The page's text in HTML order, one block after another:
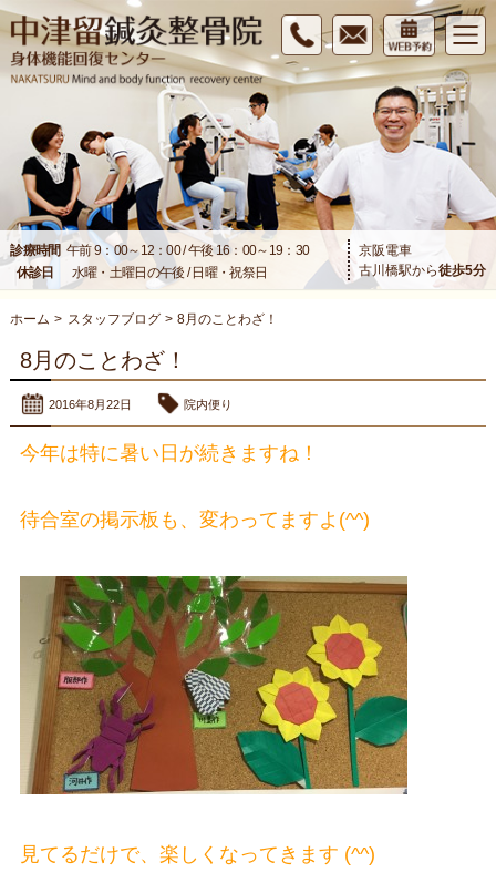
診療時間 午前 9：00～12：00 / 午後 16：00～19：30
休診日
水曜・土曜日の午後 / 日曜・祝祭日
京阪電車
古川橋駅から徒歩5分
ホーム > スタッフブログ > 8月のことわざ！
8月のことわざ！
2016年8月22日 院内便り
今年は特に暑い日が続きますね！
待合室の掲示板も、変わってますよ(^^)
見てるだけで、楽しくなってきます (^^)